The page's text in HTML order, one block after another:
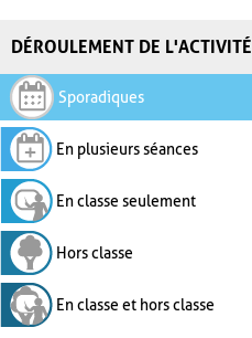
DÉROULEMENT DE L'ACTIVITÉ
Sporadiques
En plusieurs séances
En classe seulement
Hors classe
En classe et hors classe